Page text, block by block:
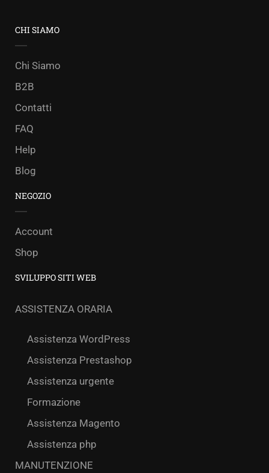
CHI SIAMO
Chi Siamo
B2B
Contatti
FAQ
Help
Blog
NEGOZIO
Account
Shop
SVILUPPO SITI WEB
ASSISTENZA ORARIA
Assistenza WordPress
Assistenza Prestashop
Assistenza urgente
Formazione
Assistenza Magento
Assistenza php
MANUTENZIONE